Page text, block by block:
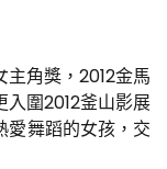
角獎，2012金馬
圍2012釜山影展
愛舞蹈的女孩，交